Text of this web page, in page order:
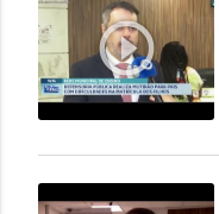
play_circle_outline